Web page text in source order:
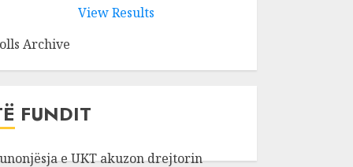
View Results
Archive
FUNDIT
e UKT akuzon drejtorin